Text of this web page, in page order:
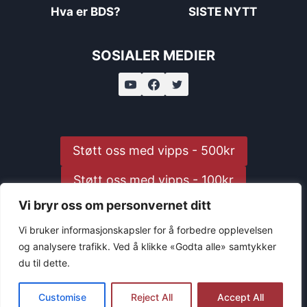
Vi bryr oss om personvernet ditt
Vi bruker informasjonskapsler for å forbedre opplevelsen
og analysere trafikk. Ved å klikke «Godta alle» samtykker
du til dette.
Customise Reject All Accept All
Hva er BDS?
SISTE NYTT
SOSIALER MEDIER
Støtt oss med vipps - 500kr
Støtt oss med vipps - 100kr
Støtt oss med vipps - 25kr
© 2026 BDS Norway